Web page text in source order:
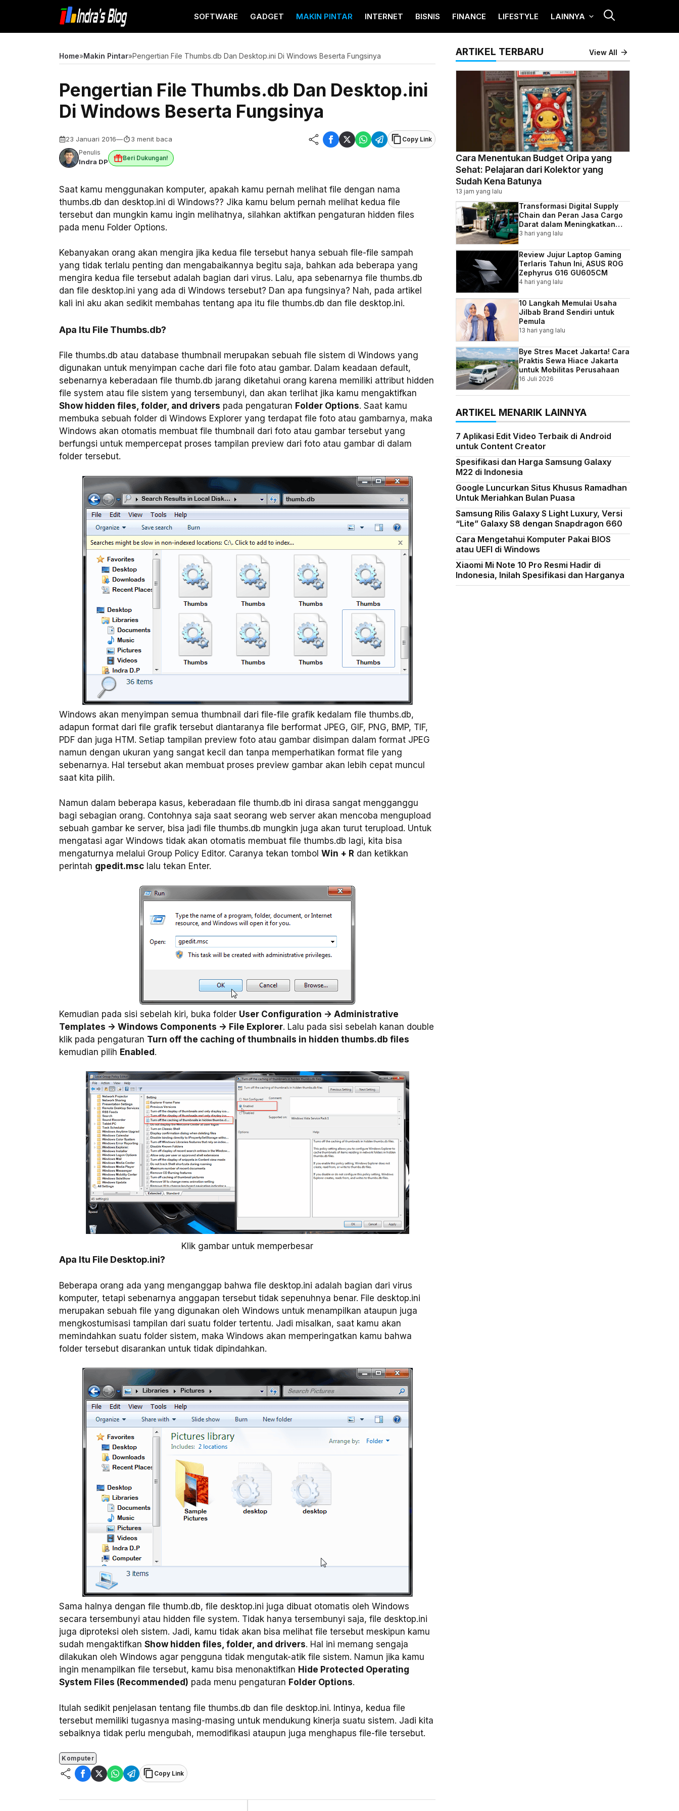
isi
SOFTWARE GADGET MAKIN PINTAR INTERNET BISNIS FINANCE LIFESTYLE LAINNYA
Home»Makin Pintar»Pengertian File Thumbs.db Dan Desktop.ini Di Windows Beserta Fungsinya
Pengertian File Thumbs.db Dan Desktop.ini
Di Windows Beserta Fungsinya
23 Januari 2016— 3 menit baca
Copy Link
Penulis
Indra DP Beri Dukungan!
Saat kamu menggunakan komputer, apakah kamu pernah melihat file dengan nama
thumbs.db dan desktop.ini di Windows?? Jika kamu belum pernah melihat kedua file
tersebut dan mungkin kamu ingin melihatnya, silahkan aktifkan pengaturan hidden files
pada menu Folder Options.
Kebanyakan orang akan mengira jika kedua file tersebut hanya sebuah file-file sampah
yang tidak terlalu penting dan mengabaikannya begitu saja, bahkan ada beberapa yang
mengira kedua file tersebut adalah bagian dari virus. Lalu, apa sebenarnya file thumbs.db
dan file desktop.ini yang ada di Windows tersebut? Dan apa fungsinya? Nah, pada artikel
kali ini aku akan sedikit membahas tentang apa itu file thumbs.db dan file desktop.ini.
Apa Itu File Thumbs.db?
File thumbs.db atau database thumbnail merupakan sebuah file sistem di Windows yang
digunakan untuk menyimpan cache dari file foto atau gambar. Dalam keadaan default,
sebenarnya keberadaan file thumb.db jarang diketahui orang karena memiliki attribut hidden
file system atau file sistem yang tersembunyi, dan akan terlihat jika kamu mengaktifkan
Show hidden files, folder, and drivers pada pengaturan Folder Options. Saat kamu
membuka sebuah folder di Windows Explorer yang terdapat file foto atau gambarnya, maka
Windows akan otomatis membuat file thumbnail dari foto atau gambar tersebut yang
berfungsi untuk mempercepat proses tampilan preview dari foto atau gambar di dalam
folder tersebut.
Windows akan menyimpan semua thumbnail dari file-file grafik kedalam file thumbs.db,
adapun format dari file grafik tersebut diantaranya file berformat JPEG, GIF, PNG, BMP, TIF,
PDF dan juga HTM. Setiap tampilan preview foto atau gambar disimpan dalam format JPEG
namun dengan ukuran yang sangat kecil dan tanpa memperhatikan format file yang
sebenarnya. Hal tersebut akan membuat proses preview gambar akan lebih cepat muncul
saat kita pilih.
Namun dalam beberapa kasus, keberadaan file thumb.db ini dirasa sangat mengganggu
bagi sebagian orang. Contohnya saja saat seorang web server akan mencoba mengupload
sebuah gambar ke server, bisa jadi file thumbs.db mungkin juga akan turut terupload. Untuk
mengatasi agar Windows tidak akan otomatis membuat file thumbs.db lagi, kita bisa
mengaturnya melalui Group Policy Editor. Caranya tekan tombol Win + R dan ketikkan
perintah gpedit.msc lalu tekan Enter.
Kemudian pada sisi sebelah kiri, buka folder User Configuration -> Administrative
Templates -> Windows Components -> File Explorer. Lalu pada sisi sebelah kanan double
klik pada pengaturan Turn off the caching of thumbnails in hidden thumbs.db files
kemudian pilih Enabled.
Klik gambar untuk memperbesar
Apa Itu File Desktop.ini?
Beberapa orang ada yang menganggap bahwa file desktop.ini adalah bagian dari virus
komputer, tetapi sebenarnya anggapan tersebut tidak sepenuhnya benar. File desktop.ini
merupakan sebuah file yang digunakan oleh Windows untuk menampilkan ataupun juga
mengkostumisasi tampilan dari suatu folder tertentu. Jadi misalkan, saat kamu akan
memindahkan suatu folder sistem, maka Windows akan memperingatkan kamu bahwa
folder tersebut disarankan untuk tidak dipindahkan.
Sama halnya dengan file thumb.db, file desktop.ini juga dibuat otomatis oleh Windows
secara tersembunyi atau hidden file system. Tidak hanya tersembunyi saja, file desktop.ini
juga diproteksi oleh sistem. Jadi, kamu tidak akan bisa melihat file tersebut meskipun kamu
sudah mengaktifkan Show hidden files, folder, and drivers. Hal ini memang sengaja
dilakukan oleh Windows agar pengguna tidak mengutak-atik file sistem. Namun jika kamu
ingin menampilkan file tersebut, kamu bisa menonaktifkan Hide Protected Operating
System Files (Recommended) pada menu pengaturan Folder Options.
Itulah sedikit penjelasan tentang file thumbs.db dan file desktop.ini. Intinya, kedua file
tersebut memiliki tugasnya masing-masing untuk mendukung kinerja suatu sistem. Jadi kita
sebaiknya tidak perlu mengubah, memodifikasi ataupun juga menghapus file-file tersebut.
Komputer
Copy Link
ARTIKEL TERBARU View All
Cara Menentukan Budget Oripa yang
Sehat: Pelajaran dari Kolektor yang
Sudah Kena Batunya
13 jam yang lalu
Transformasi Digital Supply
Chain dan Peran Jasa Cargo
Darat dalam Meningkatkan
Efisiensi Bisnis Indonesia
3 hari yang lalu
Review Jujur Laptop Gaming
Terlaris Tahun Ini, ASUS ROG
Zephyrus G16 GU605CM
4 hari yang lalu
10 Langkah Memulai Usaha
Jilbab Brand Sendiri untuk
Pemula
13 hari yang lalu
Bye Stres Macet Jakarta! Cara
Praktis Sewa Hiace Jakarta
untuk Mobilitas Perusahaan
16 Juli 2026
ARTIKEL MENARIK LAINNYA
7 Aplikasi Edit Video Terbaik di Android
untuk Content Creator
Spesifikasi dan Harga Samsung Galaxy
M22 di Indonesia
Google Luncurkan Situs Khusus Ramadhan
Untuk Meriahkan Bulan Puasa
Samsung Rilis Galaxy S Light Luxury, Versi
“Lite” Galaxy S8 dengan Snapdragon 660
Cara Mengetahui Komputer Pakai BIOS
atau UEFI di Windows
Xiaomi Mi Note 10 Pro Resmi Hadir di
Indonesia, Inilah Spesifikasi dan Harganya